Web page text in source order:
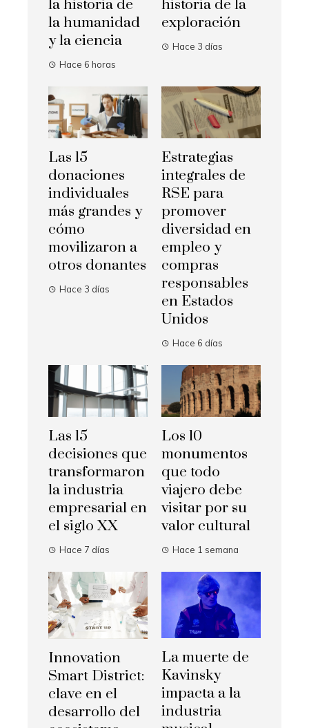
la historia de
la humanidad
y la ciencia
Hace 6 horas
historia de la
exploración
Hace 3 días
Las 15
donaciones
individuales
más grandes y
cómo
movilizaron a
otros donantes
Hace 3 días
Estrategias
integrales de
RSE para
promover
diversidad en
empleo y
compras
responsables
en Estados
Unidos
Hace 6 días
Las 15
decisiones que
transformaron
la industria
empresarial en
el siglo XX
Hace 7 días
Los 10
monumentos
que todo
viajero debe
visitar por su
valor cultural
Hace 1 semana
Innovation
Smart District:
clave en el
desarrollo del
La muerte de
Kavinsky
impacta a la
industria